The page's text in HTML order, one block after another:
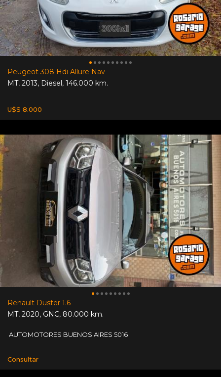
Peugeot 308 Hdi Allure Nav
MT, 2013, Diesel, 146.000 km.
U$S 8.000
Renault Duster 1.6
MT, 2020, GNC, 80.000 km.
AUTOMOTORES BUENOS AIRES 5016
Consultar